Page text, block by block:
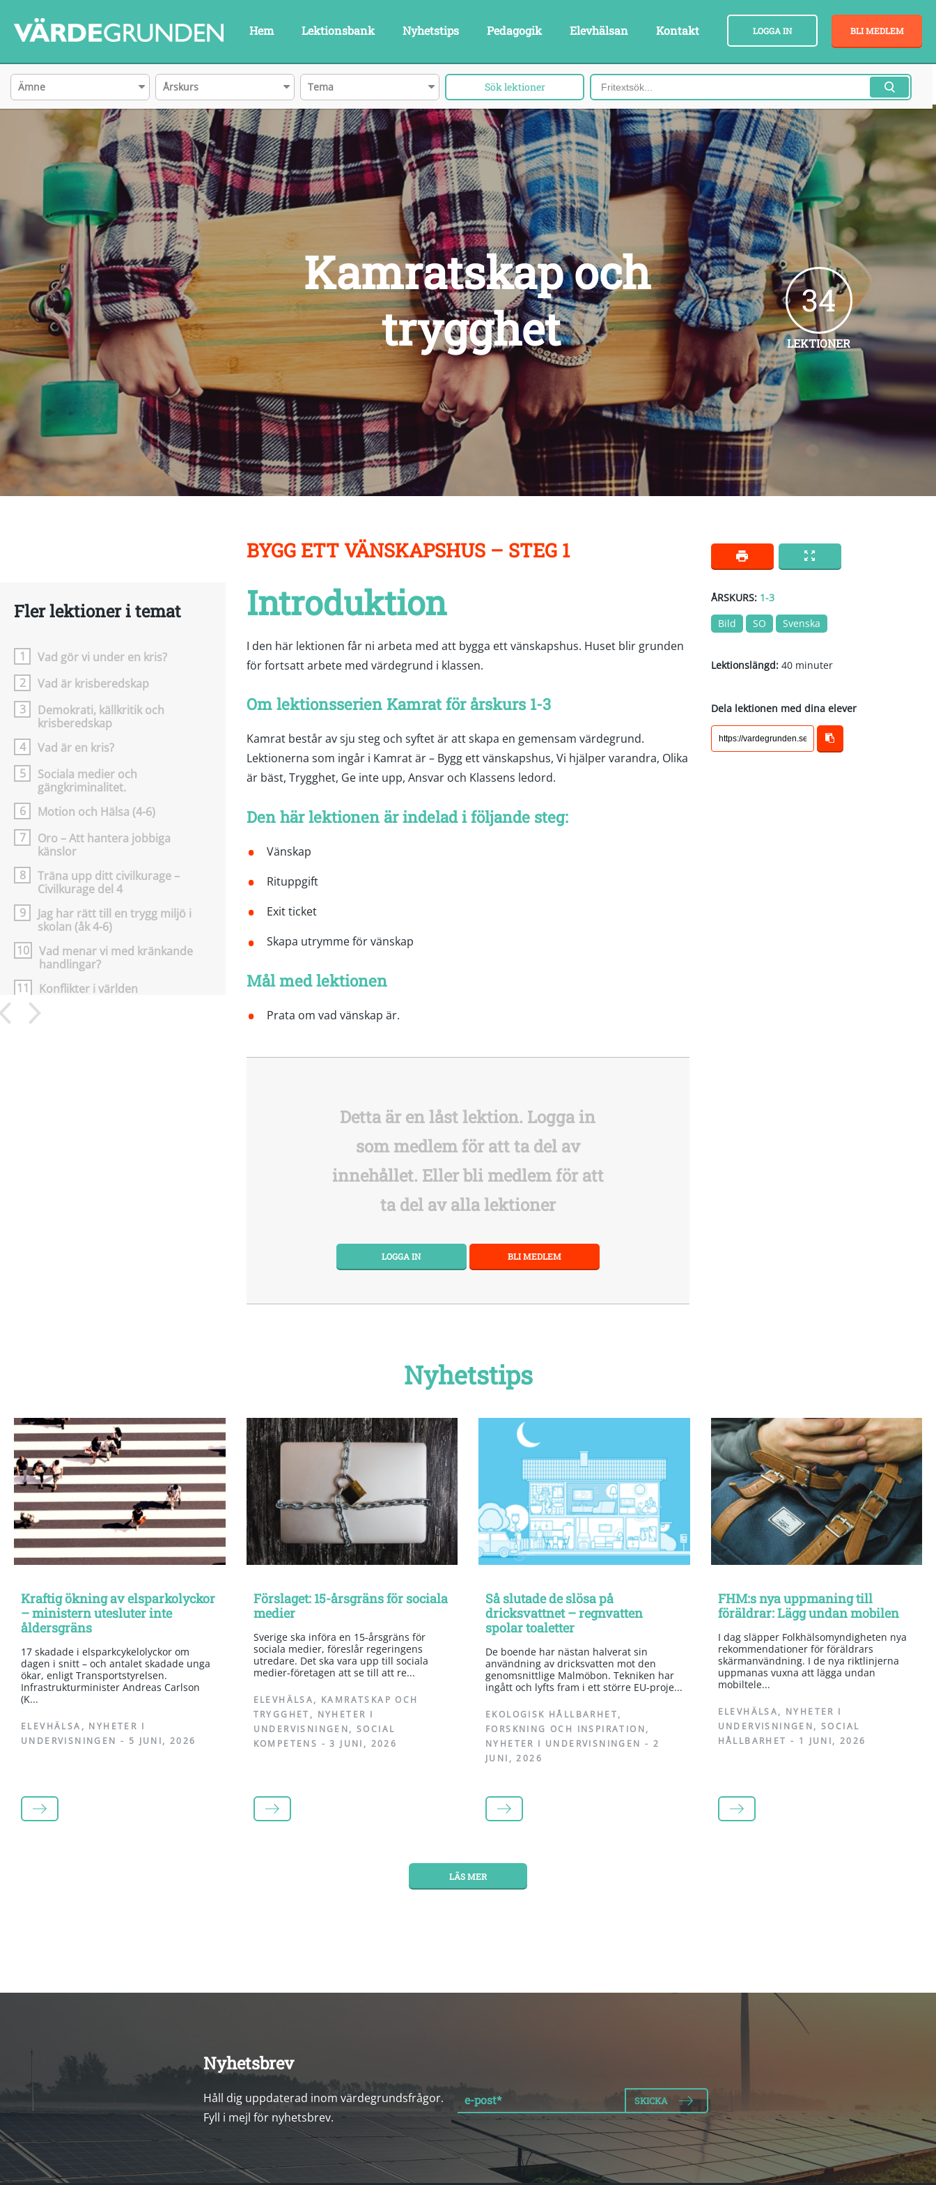
BLI MEDLEM
LOGGA IN
Hem Lektionsbank Nyhetstips Pedagogik Elevhälsan Kontakt
Ämne Årskurs Tema
Kamratskap och
trygghet
34
LEKTIONER
BYGG ETT VÄNSKAPSHUS – STEG 1
Fler lektioner i temat
1
Vad gör vi under en kris?
2
Vad är krisberedskap
3
Demokrati, källkritik och
krisberedskap
4
Vad är en kris?
5
Sociala medier och
gängkriminalitet.
6
Motion och Hälsa (4-6)
7
Oro – Att hantera jobbiga
känslor
8
Träna upp ditt civilkurage –
Civilkurage del 4
9
Jag har rätt till en trygg miljö i
skolan (åk 4-6)
10
Vad menar vi med kränkande
handlingar?
11
Konflikter i världen
Klassens ledord – Steg 7
27
Attityd – Kamratserien Steg 2
28
Värdegrundshuset –
Kamratserien Steg 1
29
Barns rätt till liv och utveckling
30
Vad är du mest rädd för?
31
Rätt och fel i klassrummet
33
Idrott och gemenskap
34
Trygga klassrummet
ÅRSKURS: 1-3
Bild
SO Svenska
Lektionslängd:40 minuter
Dela lektionen med dina elever
Introduktion
I den här lektionen får ni arbeta med att bygga ett vänskapshus. Huset blir grunden
för fortsatt arbete med värdegrund i klassen.
Om lektionsserien Kamrat för årskurs 1-3
Kamrat består av sju steg och syftet är att skapa en gemensam värdegrund.
Lektionerna som ingår i Kamrat är – Bygg ett vänskapshus, Vi hjälper varandra, Olika
är bäst, Trygghet, Ge inte upp, Ansvar och Klassens ledord.
Den här lektionen är indelad i följande steg:
Vänskap
Rituppgift
Exit ticket
Skapa utrymme för vänskap
Mål med lektionen
Prata om vad vänskap är.
Detta är en låst lektion. Logga in
som medlem för att ta del av
innehållet. Eller bli medlem för att
ta del av alla lektioner
LOGGA IN BLI MEDLEM
Nyhetstips
Kraftig ökning av elsparkolyckor
– ministern utesluter inte
åldersgräns
17 skadade i elsparkcykelolyckor om
dagen i snitt – och antalet skadade unga
ökar, enligt Transportstyrelsen.
Infrastrukturminister Andreas Carlson
(K...
ELEVHÄLSA , NYHETER I
UNDERVISNINGEN - 5 JUNI, 2026
LÄS MER
Förslaget: 15-årsgräns för sociala
medier
Sverige ska införa en 15-årsgräns för
sociala medier, föreslår regeringens
utredare. Det ska vara upp till sociala
medier-företagen att se till att re...
ELEVHÄLSA, KAMRATSKAP OCH
TRYGGHET , NYHETER I
UNDERVISNINGEN, SOCIAL
KOMPETENS -3 JUNI, 2026
LÄS MER
Så slutade de slösa på
dricksvattnet – regnvatten
spolar toaletter
De boende har nästan halverat sin
användning av dricksvatten mot den
genomsnittlige Malmöbon. Tekniken har
ingått och lyfts fram i ett större EU-proje...
EKOLOGISK HÅLLBARHET,
FORSKNING OCH INSPIRATION,
NYHETER I UNDERVISNINGEN - 2
JUNI, 2026
LÄS MER
FHM:s nya uppmaning till
föräldrar: Lägg undan mobilen
I dag släpper Folkhälsomyndigheten nya
rekommendationer för föräldrars
skärmanvändning. I de nya riktlinjerna
uppmanas vuxna att lägga undan
mobiltele...
ELEVHÄLSA, NYHETER I
UNDERVISNINGEN, SOCIAL
HÅLLBARHET - 1 JUNI, 2026
LÄS MER
LÄS MER
Nyhetsbrev
Håll dig uppdaterad inom värdegrundsfrågor.
Fyll i mejl för nyhetsbrev.
e-post*